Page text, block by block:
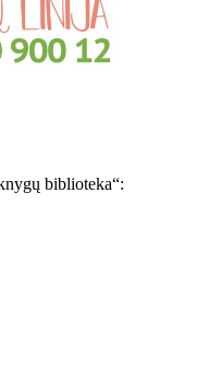
biblioteka“: